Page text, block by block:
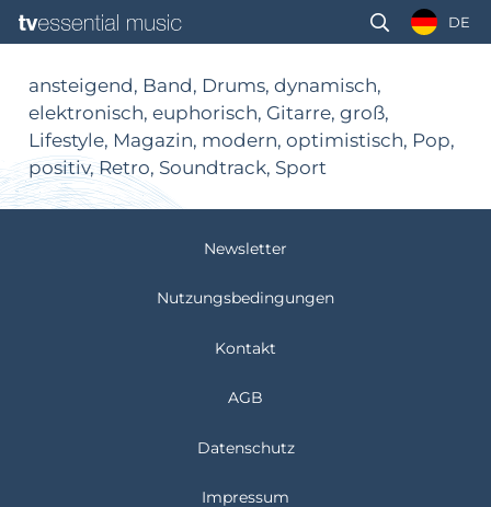
DE
ansteigend, Band, Drums, dynamisch,
elektronisch, euphorisch, Gitarre, groß,
Lifestyle, Magazin, modern, optimistisch, Pop,
positiv, Retro, Soundtrack, Sport
Newsletter
Nutzungsbedingungen
Kontakt
AGB
Datenschutz
Impressum